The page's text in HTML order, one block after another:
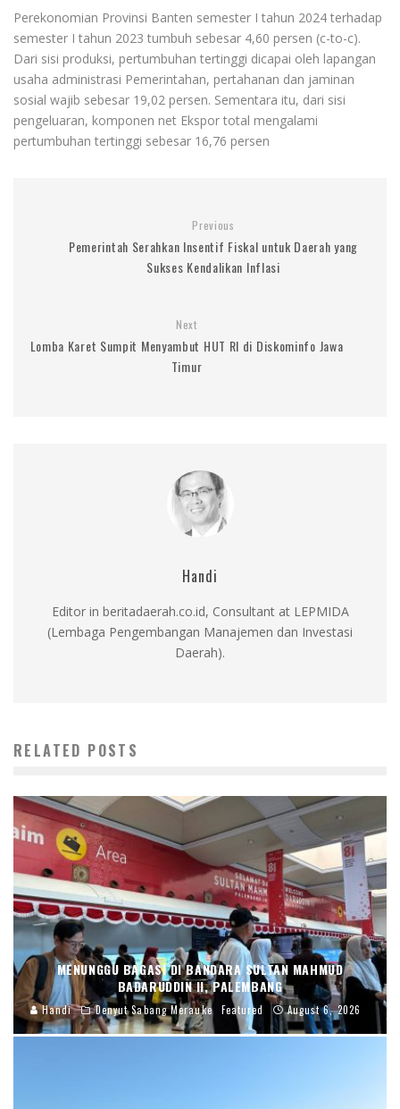
Perekonomian Provinsi Banten semester I tahun 2024 terhadap
semester I tahun 2023 tumbuh sebesar 4,60 persen (c-to-c).
Dari sisi produksi, pertumbuhan tertinggi dicapai oleh lapangan
usaha administrasi Pemerintahan, pertahanan dan jaminan
sosial wajib sebesar 19,02 persen. Sementara itu, dari sisi
pengeluaran, komponen net Ekspor total mengalami
pertumbuhan tertinggi sebesar 16,76 persen
Previous
Pemerintah Serahkan Insentif Fiskal untuk Daerah yang
Sukses Kendalikan Inflasi
Next
Lomba Karet Sumpit Menyambut HUT RI di Diskominfo Jawa
Timur
Handi
Editor in beritadaerah.co.id, Consultant at LEPMIDA
(Lembaga Pengembangan Manajemen dan Investasi
Daerah).
RELATED POSTS
MENUNGGU BAGASI DI BANDARA SULTAN MAHMUD
BADARUDDIN II, PALEMBANG
Handi Denyut Sabang Merauke Featured August 6, 2026